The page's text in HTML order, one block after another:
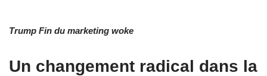
Trump Fin du marketing woke
Un changement radical dans la